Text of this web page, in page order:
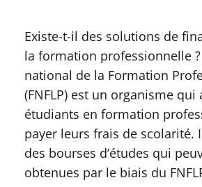
Existe-t-il des solutions de
la formation professionnelle ?
national de la Formation
(FNFLP) est un organisme qui
étudiants en formation
payer leurs frais de scolarité.
des bourses d’études qui
obtenues par le biais du